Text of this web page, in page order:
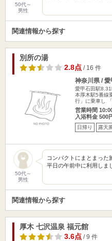
50代～
男性
関連情報から探す
別所の湯
2.8点/ 16 件
神奈川県 /
愛甲石田駅
本厚木駅5番線
行」に乗車し
営業時間
入浴料金 500
日帰り 露天
50代～
男性
コンパクトにまとまった
平日の午前中に利用しま
関連情報から探す
厚木 七沢温泉 福元館
3.6点/ 9 件